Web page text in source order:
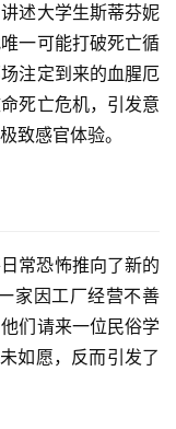
述大学生斯蒂芬妮
一可能打破死亡循
注定到来的血腥厄
死亡危机，引发意
致感官体验。
常恐怖推向了新的
家因工厂经营不善
们请来一位民俗学
如愿，反而引发了